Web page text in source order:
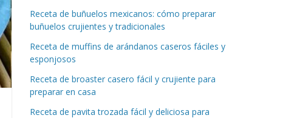
Receta de buñuelos mexicanos: cómo preparar
buñuelos crujientes y tradicionales
Receta de muffins de arándanos caseros fáciles y
esponjosos
Receta de broaster casero fácil y crujiente para
preparar en casa
Receta de pavita trozada fácil y deliciosa para